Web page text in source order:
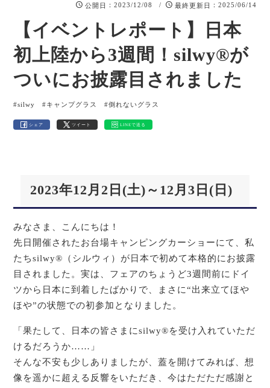
公開日 ：2023/12/08 / 最終更新日 ：2025/06/14
【イベントレポート】日本
初上陸から3週間！silwy®が
ついにお披露目されました
#silwy #キャンプグラス #倒れないグラス
シェア ツイート LINEで送る
2023年12月2日(土)～12月3日(日)
みなさま、こんにちは！
先日開催されたお台場キャンピングカーショーにて、私
たちsilwy®（シルウィ）が日本で初めて本格的にお披露
目されました。実は、フェアのちょうど3週間前にドイ
ツから日本に到着したばかりで、まさに“出来立てほや
ほや”の状態での初参加となりました。
「果たして、日本の皆さまにsilwy®を受け入れていただ
けるだろうか……」
そんな不安も少しありましたが、蓋を開けてみれば、想
像を遥かに超える反響をいただき、今はただただ感謝と